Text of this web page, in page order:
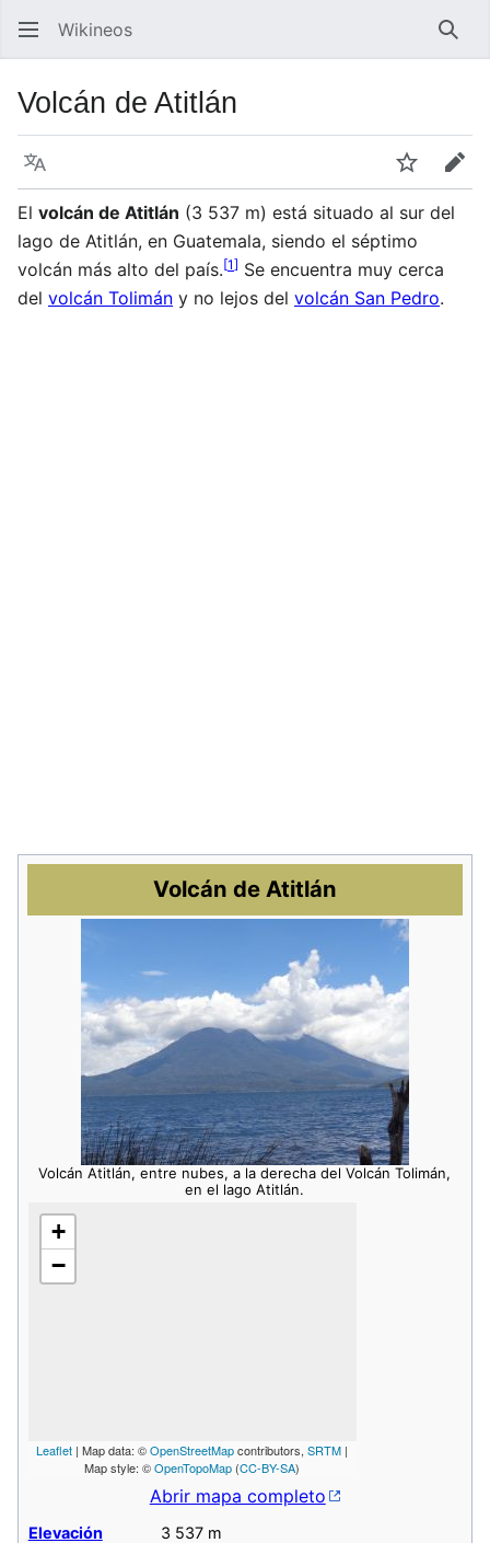
Wikineos
Volcán de Atitlán
Idioma Vigilar
El volcán de Atitlán (3 537 m) está situado al sur del
lago de Atitlán, en Guatemala, siendo el séptimo
volcán más alto del país.[1] Se encuentra muy cerca
del volcán Tolimán y no lejos del volcán San Pedro.
Volcán de Atitlán
Volcán Atitlán, entre nubes, a la derecha del Volcán Tolimán,
en el lago Atitlán.
+
−
Leaflet | Map data: ©OpenStreetMapcontributors,SRTM |
Map style: ©OpenTopoMap (CC-BY-SA)
Abrir mapa completo
Elevación
3 537 m